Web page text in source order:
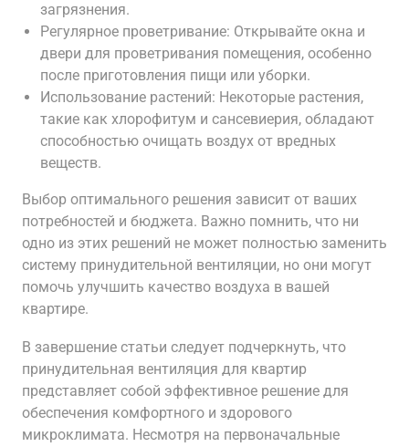
загрязнения.
Регулярное проветривание: Открывайте окна и
двери для проветривания помещения, особенно
после приготовления пищи или уборки.
Использование растений: Некоторые растения,
такие как хлорофитум и сансевиерия, обладают
способностью очищать воздух от вредных
веществ.
Выбор оптимального решения зависит от ваших
потребностей и бюджета. Важно помнить, что ни
одно из этих решений не может полностью заменить
систему принудительной вентиляции, но они могут
помочь улучшить качество воздуха в вашей
квартире.
В завершение статьи следует подчеркнуть, что
принудительная вентиляция для квартир
представляет собой эффективное решение для
обеспечения комфортного и здорового
микроклимата. Несмотря на первоначальные